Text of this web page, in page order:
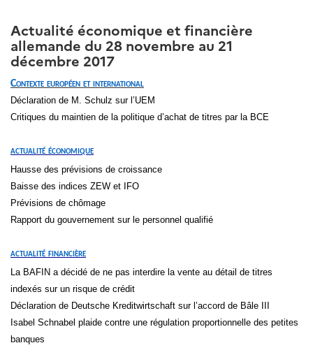
Actualité économique et financière
allemande du 28 novembre au 21
décembre 2017
Contexte européen et international
Déclaration de M. Schulz sur l’UEM
Critiques du maintien de la politique d’achat de titres par la BCE
actualité économique
Hausse des prévisions de croissance
Baisse des indices ZEW et IFO
Prévisions de chômage
Rapport du gouvernement sur le personnel qualifié
actualité financière
La BAFIN a décidé de ne pas interdire la vente au détail de titres
indexés sur un risque de crédit
Déclaration de Deutsche Kreditwirtschaft sur l’accord de Bâle III
Isabel Schnabel plaide contre une régulation proportionnelle des petites
banques